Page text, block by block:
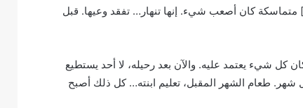
متماسكة كان أصعب شيء. إنها تنهار… تفقد وعيها. قبل
الآخرين، إن طارق عمل في البحرين 27 عاما: “كان كل شيء يعتمد عليه. والآن بعد رحيله، لا أحد يستطيع
طعام الشهر المقبل، تعليم ابنته… كل ذلك أصبح